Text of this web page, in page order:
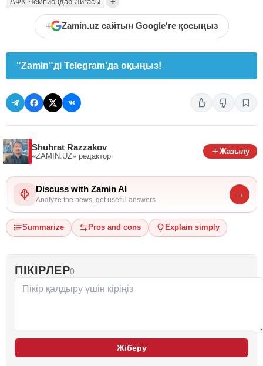
+ Zamin.uz сайтын Google'ге қосыңыз
"Zamin"ді Telegram'да оқыңыз!
Shuhrat Razzakov
«ZAMIN.UZ» редактор
Жазылу
Discuss with Zamin AI
Analyze the news, get useful answers
→
Summarize Pros and cons Explain simply
ПІКІРЛЕР0
Жіберу